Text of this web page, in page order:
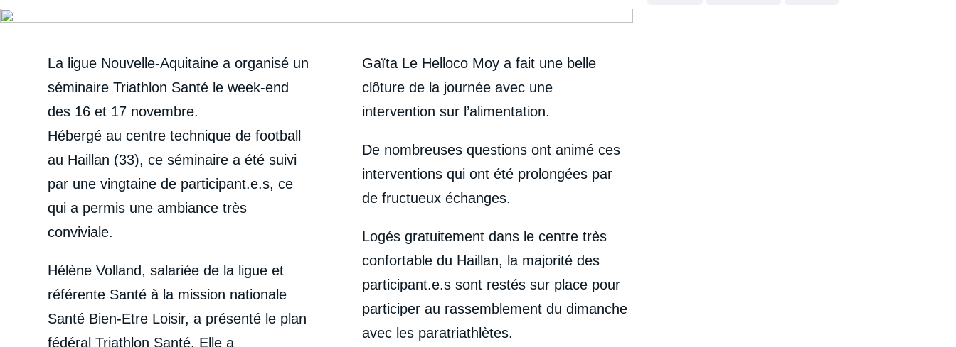
La ligue Nouvelle-Aquitaine a organisé un
séminaire Triathlon Santé le week-end
des 16 et 17 novembre.
Hébergé au centre technique de football
au Haillan (33), ce séminaire a été suivi
par une vingtaine de participant.e.s, ce
qui a permis une ambiance très
conviviale.
Hélène Volland, salariée de la ligue et
référente Santé à la mission nationale
Santé Bien-Etre Loisir, a présenté le plan
fédéral Triathlon Santé. Elle a
Gaïta Le Helloco Moy a fait une belle
clôture de la journée avec une
intervention sur l’alimentation.
De nombreuses questions ont animé ces
interventions qui ont été prolongées par
de fructueux échanges.
Logés gratuitement dans le centre très
confortable du Haillan, la majorité des
participant.e.s sont restés sur place pour
participer au rassemblement du dimanche
avec les paratriathlètes.